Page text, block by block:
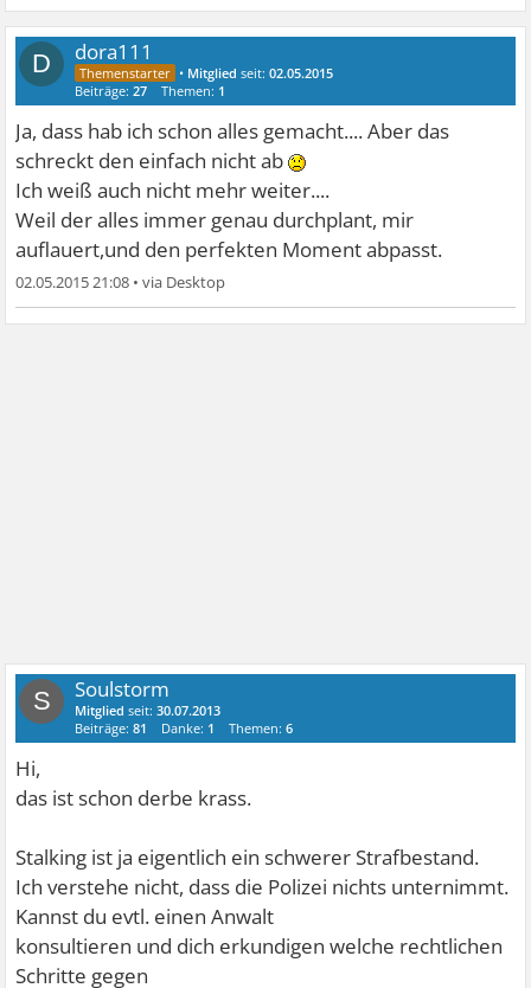
D dora111
• Mitglied seit:02.05.2015
Beiträge:27 Themen: 1
Ja, dass hab ich schon alles gemacht.... Aber das
schreckt den einfach nicht ab
Ich weiß auch nicht mehr weiter....
Weil der alles immer genau durchplant, mir
auflauert,und den perfekten Moment abpasst.
02.05.2015 21:08 •
S Soulstorm
Mitglied seit:30.07.2013
Beiträge:81 Danke: 1 Themen:6
Hi,
das ist schon derbe krass.
Stalking ist ja eigentlich ein schwerer Strafbestand.
Ich verstehe nicht, dass die Polizei nichts unternimmt.
Kannst du evtl. einen Anwalt
konsultieren und dich erkundigen welche rechtlichen
Schritte gegen